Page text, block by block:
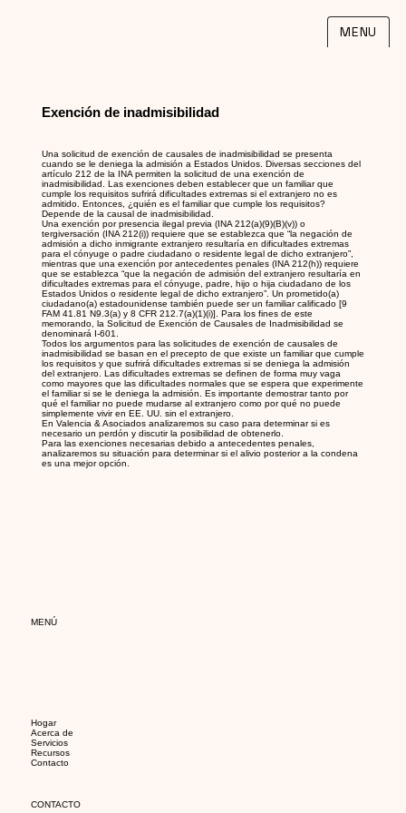
MENU
Exención de inadmisibilidad
Una solicitud de exención de causales de inadmisibilidad se presenta
cuando se le deniega la admisión a Estados Unidos. Diversas secciones del
artículo 212 de la INA permiten la solicitud de una exención de
inadmisibilidad. Las exenciones deben establecer que un familiar que
cumple los requisitos sufrirá dificultades extremas si el extranjero no es
admitido. Entonces, ¿quién es el familiar que cumple los requisitos?
Depende de la causal de inadmisibilidad.
Una exención por presencia ilegal previa (INA 212(a)(9)(B)(v)) o
tergiversación (INA 212(i)) requiere que se establezca que “la negación de
admisión a dicho inmigrante extranjero resultaría en dificultades extremas
para el cónyuge o padre ciudadano o residente legal de dicho extranjero”,
mientras que una exención por antecedentes penales (INA 212(h)) requiere
que se establezca “que la negación de admisión del extranjero resultaría en
dificultades extremas para el cónyuge, padre, hijo o hija ciudadano de los
Estados Unidos o residente legal de dicho extranjero”. Un prometido(a)
ciudadano(a) estadounidense también puede ser un familiar calificado [9
FAM 41.81 N9.3(a) y 8 CFR 212.7(a)(1)(i)]. Para los fines de este
memorando, la Solicitud de Exención de Causales de Inadmisibilidad se
denominará I-601.
Todos los argumentos para las solicitudes de exención de causales de
inadmisibilidad se basan en el precepto de que existe un familiar que cumple
los requisitos y que sufrirá dificultades extremas si se deniega la admisión
del extranjero. Las dificultades extremas se definen de forma muy vaga
como mayores que las dificultades normales que se espera que experimente
el familiar si se le deniega la admisión. Es importante demostrar tanto por
qué el familiar no puede mudarse al extranjero como por qué no puede
simplemente vivir en EE. UU. sin el extranjero.
En Valencia & Asociados analizaremos su caso para determinar si es
necesario un perdón y discutir la posibilidad de obtenerlo.
Para las exenciones necesarias debido a antecedentes penales,
analizaremos su situación para determinar si el alivio posterior a la condena
es una mejor opción.
MENÚ
Hogar
Acerca de
Servicios
Recursos
Contacto
CONTACTO